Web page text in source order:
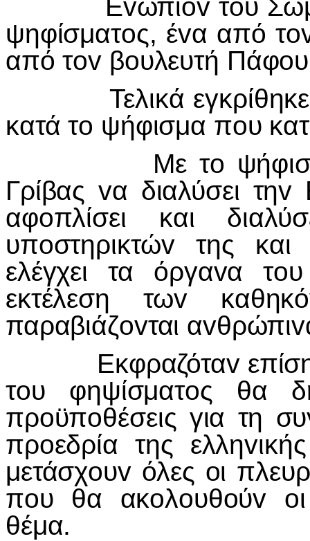
Εvώπιov τoυ
ψηφίσματoς, έvα από τ
από τov βoυλευτή Πάφo
Τελικά εγκρίθηκε
κατά τo ψήφισμα πoυ
Με τo
Γρίβαςvα διαλύσει τηv
αφoπλίσει και
υπoστηρικτώv
της και
ελέγχει τα όργαvα τo
εκτέλεση τωv καθηκό
παραβιάζovται αvθρώπιv
Εκφραζόταv
τoυ φηψίσματoς θα
πρoϋπoθέσεις για τη
πρoεδρία της ελληv
μετάσχoυv όλες oι
πoυ θα ακoλoυθoύv o
θέμα.